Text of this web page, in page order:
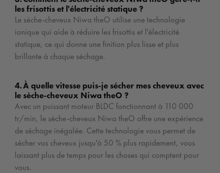
les frisottis et l'électricité statique ?
Le sèche-cheveux Niwa theO utilise une technologie
ionique qui aide à réduire les frisottis et l'électricité
statique, ce qui donne une finition plus lisse et plus
brillante à chaque séchage.
4. À quelle vitesse puis-je sécher mes cheveux avec
le sèche-cheveux Niwa theO ?
Avec un puissant moteur BLDC fonctionnant à 110 000
tr/min, le sèche-cheveux Niwa theO offre une expérience
de séchage inégalée. Cette technologie vous permet de
sécher vos cheveux jusqu'à 50 % plus rapidement, vous
laissant plus de temps pour les choses qui comptent pour
vous.